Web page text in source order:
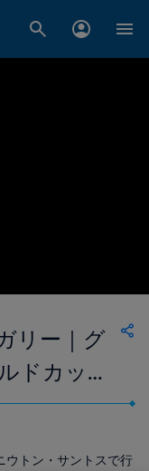
リー｜グ
ドカップ
ト
ウトン・サントスで行